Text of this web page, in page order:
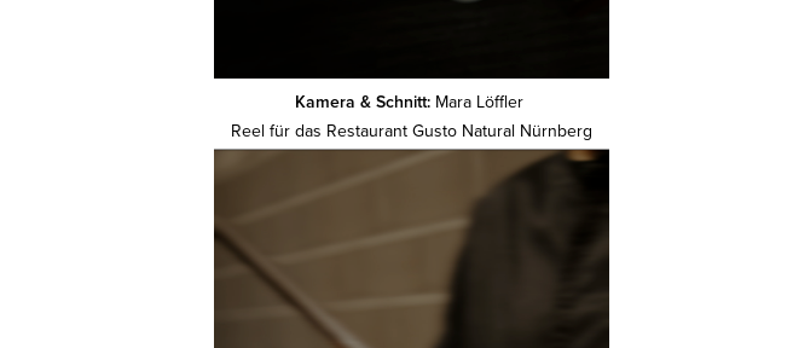
Kamera & Schnitt: Mara Löffler
Reel für das Restaurant Gusto Natural Nürnberg